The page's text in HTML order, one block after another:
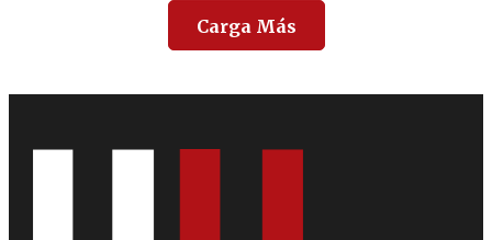
Carga Más